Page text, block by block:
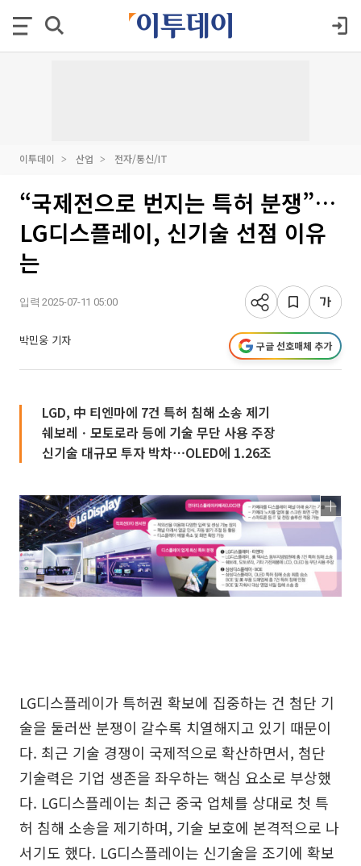
이투데이 산업 전자/통신/IT
“국제전으로 번지는 특허 분쟁”…
LG디스플레이, 신기술 선점 이유
는
입력 2025-07-11 05:00
박민웅 기자 구글 선호매체 추가
LGD, 中 티엔마에 7건 특허 침해 소송 제기
쉐보레ㆍ모토로라 등에 기술 무단 사용 주장
신기술 대규모 투자 박차⋯OLED에 1.26조
LG디스플레이가 특허권 확보에 집중하는 건 첨단 기
술을 둘러싼 분쟁이 갈수록 치열해지고 있기 때문이
다. 최근 기술 경쟁이 국제적으로 확산하면서, 첨단
기술력은 기업 생존을 좌우하는 핵심 요소로 부상했
다. LG디스플레이는 최근 중국 업체를 상대로 첫 특
허 침해 소송을 제기하며, 기술 보호에 본격적으로 나
서기도 했다. LG디스플레이는 신기술을 조기에 확보